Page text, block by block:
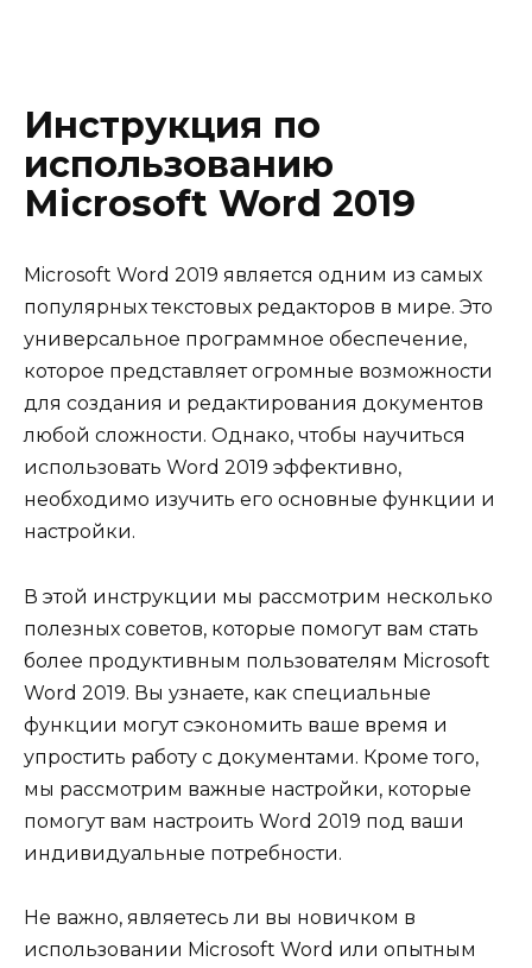
Инструкция по
использованию
Microsoft Word 2019
Microsoft Word 2019 является одним из самых
популярных текстовых редакторов в мире. Это
универсальное программное обеспечение,
которое представляет огромные возможности
для создания и редактирования документов
любой сложности. Однако, чтобы научиться
использовать Word 2019 эффективно,
необходимо изучить его основные функции и
настройки.
В этой инструкции мы рассмотрим несколько
полезных советов, которые помогут вам стать
более продуктивным пользователям Microsoft
Word 2019. Вы узнаете, как специальные
функции могут сэкономить ваше время и
упростить работу с документами. Кроме того,
мы рассмотрим важные настройки, которые
помогут вам настроить Word 2019 под ваши
индивидуальные потребности.
Не важно, являетесь ли вы новичком в
использовании Microsoft Word или опытным